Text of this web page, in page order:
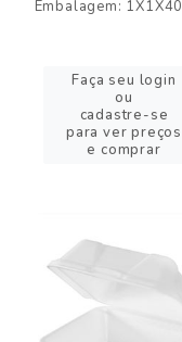
Embalagem:
Faça seu login
ou
cadastre-se
para ver preços
e comprar